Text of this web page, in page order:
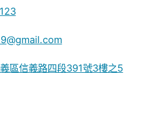
區信義路四段391號3樓之5